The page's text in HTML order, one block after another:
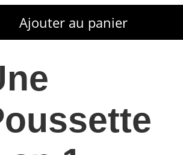
Ajouter au panier